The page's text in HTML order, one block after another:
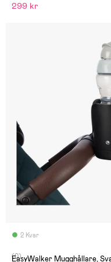
299 kr
2 Kvar
(0)
EasyWalker Mugghållare,